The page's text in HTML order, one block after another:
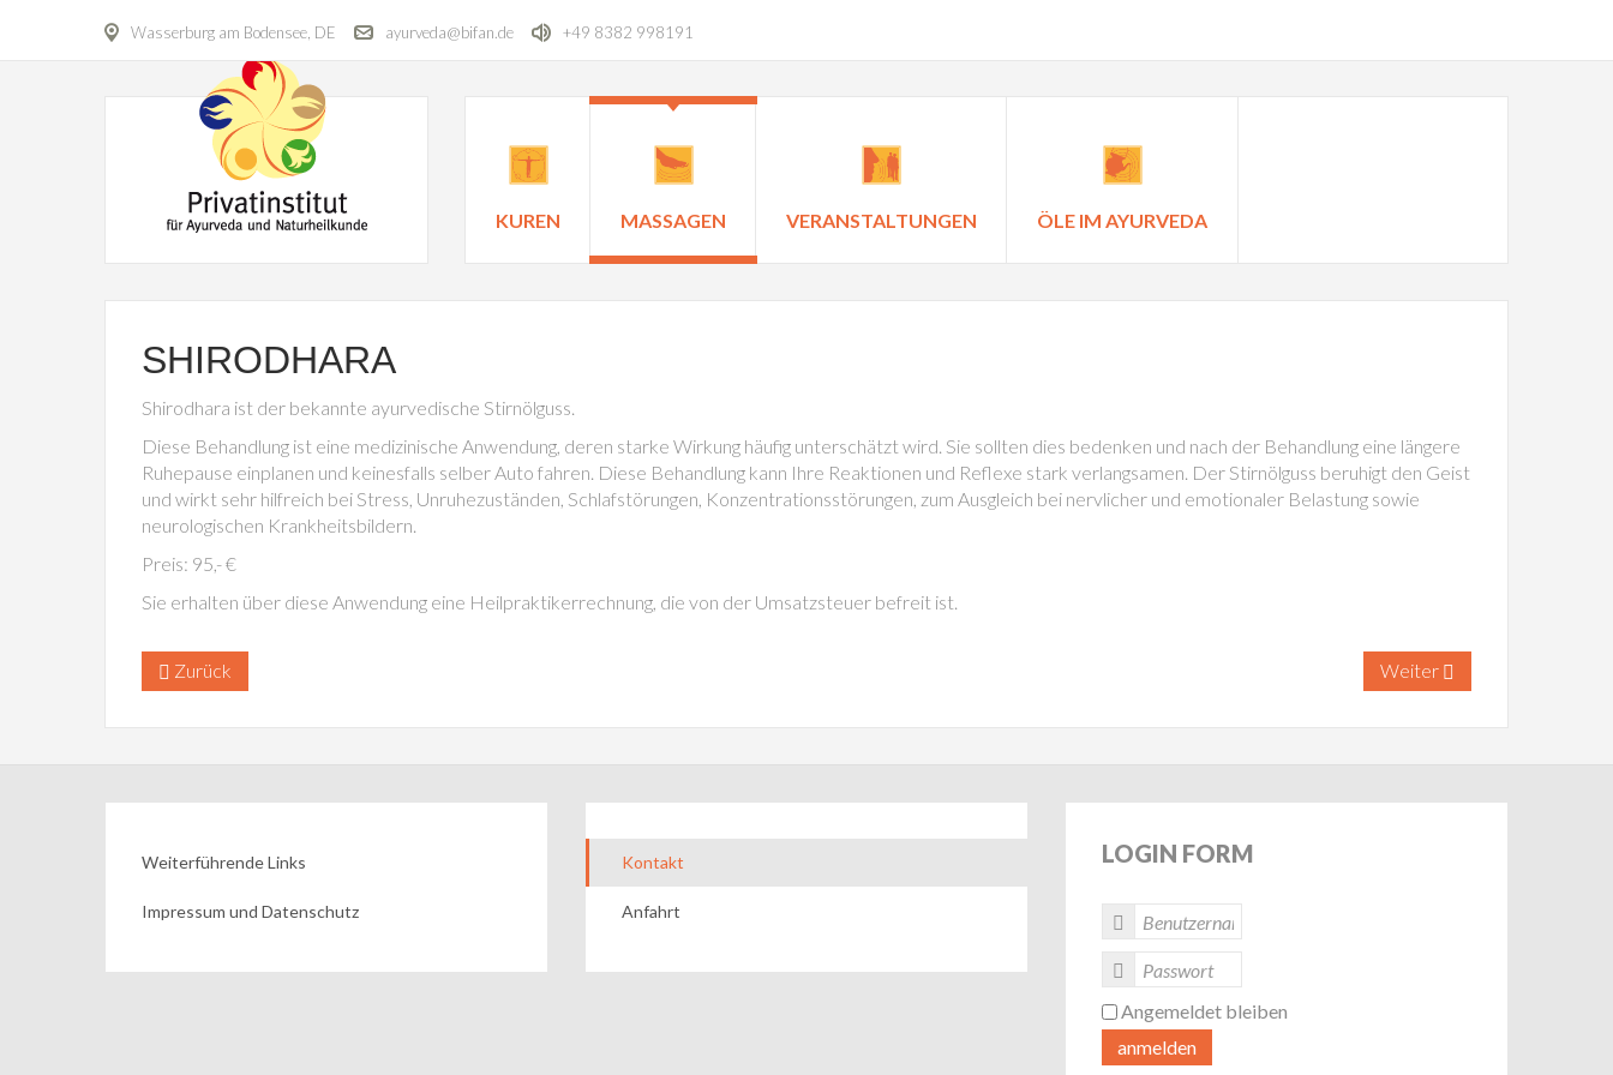
Wasserburg am Bodensee, DE ayurveda@bifan.de +49 8382 998191
KUREN MASSAGEN VERANSTALTUNGEN ÖLE IM AYURVEDA
SHIRODHARA
Shirodhara ist der bekannte ayurvedische Stirnölguss.
Diese Behandlung ist eine medizinische Anwendung, deren starke Wirkung häufig unterschätzt wird. Sie sollten dies bedenken und nach der Behandlung eine längere
Ruhepause einplanen und keinesfalls selber Auto fahren. Diese Behandlung kann Ihre Reaktionen und Reflexe stark verlangsamen. Der Stirnölguss beruhigt den Geist
und wirkt sehr hilfreich bei Stress, Unruhezuständen, Schlafstörungen, Konzentrationsstörungen, zum Ausgleich bei nervlicher und emotionaler Belastung sowie
neurologischen Krankheitsbildern.
Preis: 95,- €
Sie erhalten über diese Anwendung eine Heilpraktikerrechnung, die von der Umsatzsteuer befreit ist.
Zurück Weiter
Weiterführende Links
Impressum und Datenschutz
Kontakt
Anfahrt
LOGIN FORM
Angemeldet bleiben
anmelden